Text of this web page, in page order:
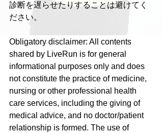
診断を遅らせたりすることは避けてく
ださい。
Obligatory disclaimer: All contents
shared by LiveRun is for general
informational purposes only and does
not constitute the practice of medicine,
nursing or other professional health
care services, including the giving of
medical advice, and no doctor/patient
relationship is formed. The use of